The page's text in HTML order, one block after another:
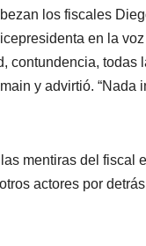
los fiscales
en la
contundencia, todas
y advirtió. “Nada
mentiras del fiscal
actores por